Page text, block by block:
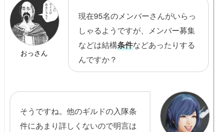
おっさん
現在95名のメンバーさんがいらっ
しゃるようですが、メンバー募集
などは結構条件などあったりする
んですか？
そうですね。他のギルドの入隊条
件にあまり詳しくないので明言は